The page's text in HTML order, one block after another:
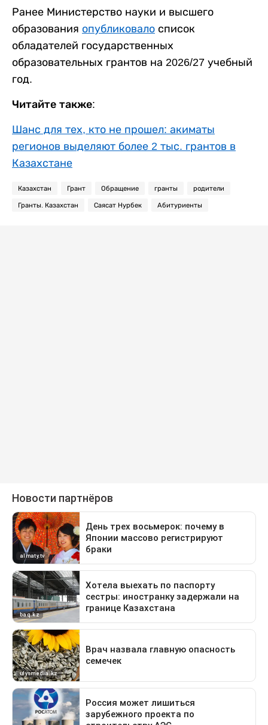
Ранее Министерство науки и высшего
образования опубликовало список
обладателей государственных
образовательных грантов на 2026/27 учебный
год.
Читайте также:
Шанс для тех, кто не прошел: акиматы
регионов выделяют более 2 тыс. грантов в
Казахстане
Казахстан Грант Обращение гранты родители
Гранты. Казахстан Саясат Нурбек Абитуриенты